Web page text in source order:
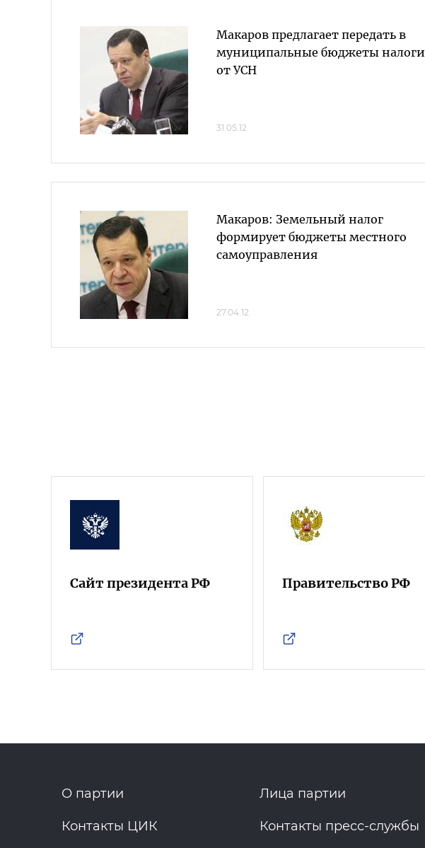
Макаров предлагает передать в
муниципальные бюджеты налоги
от УСН
31.05.12
Макаров: Земельный налог
формирует бюджеты местного
самоуправления
27.04.12
Сайт президента РФ Правительство РФ
О партии Лица партии
Контакты ЦИК Контакты пресс-службы